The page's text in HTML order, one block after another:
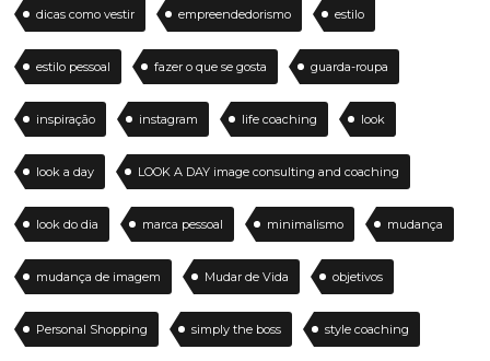
dicas como vestir empreendedorismo estilo
estilo pessoal fazer o que se gosta guarda-roupa
inspiração instagram life coaching look
look a day LOOK A DAY image consulting and coaching
look do dia marca pessoal minimalismo mudança
mudança de imagem Mudar de Vida objetivos
Personal Shopping simply the boss style coaching